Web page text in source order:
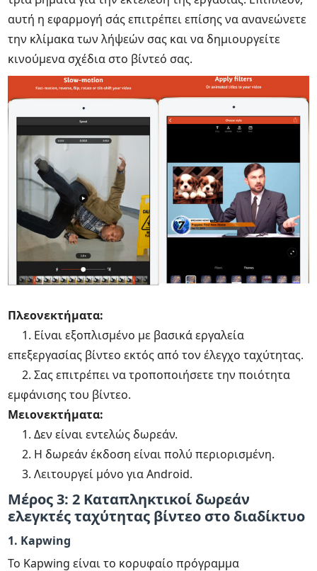
αυτή η εφαρμογή σάς επιτρέπει επίσης να ανανεώνετε
την κλίμακα των λήψεών σας και να δημιουργείτε
κινούμενα σχέδια στο βίντεό σας.
Πλεονεκτήματα:
1. Είναι εξοπλισμένο με βασικά εργαλεία
επεξεργασίας βίντεο εκτός από τον έλεγχο ταχύτητας.
2. Σας επιτρέπει να τροποποιήσετε την ποιότητα
εμφάνισης του βίντεο.
Μειονεκτήματα:
1. Δεν είναι εντελώς δωρεάν.
2. Η δωρεάν έκδοση είναι πολύ περιορισμένη.
3. Λειτουργεί μόνο για Android.
Μέρος 3: 2 Καταπληκτικοί δωρεάν
ελεγκτές ταχύτητας βίντεο στο διαδίκτυο
1. Kapwing
Το Kapwing είναι το κορυφαίο πρόγραμμα